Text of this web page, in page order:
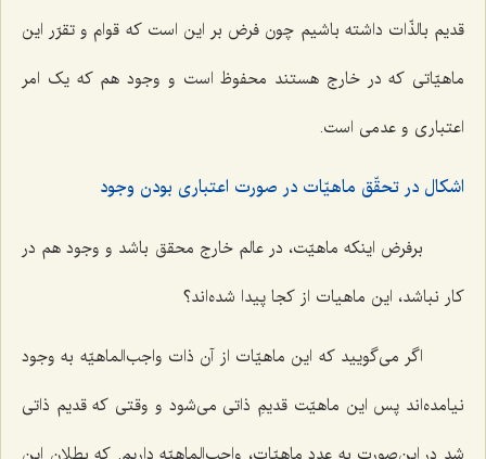
قدیم بالذّات داشته باشیم چون فرض بر این است که قوام و تقرّر این
ماهیّاتی که در خارج هستند محفوظ است و وجود هم که یک امر
اعتباری و عدمی است.
اشکال در تحقّق ماهیّات در صورت اعتباری بودن وجود
برفرض اینکه ماهیّت، در عالم خارج محقق باشد و وجود هم در
کار نباشد، این ماهیات از کجا پیدا شده‌اند؟
اگر می‌گویید که این ماهیّات از آن ذات واجب‌الماهیّه به وجود
نیامده‌اند پس این ماهیّت قدیمِ ذاتی می‌شود و وقتی که قدیم ذاتی